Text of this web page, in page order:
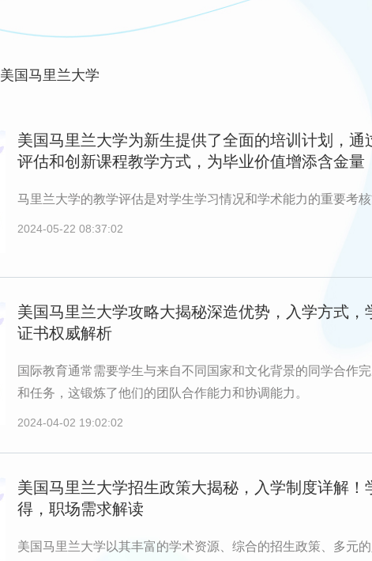
美国马里兰大学
美国马里兰大学为新生提供了全面的培训计划，通
评估和创新课程教学方式，为毕业价值增添含金量
马里兰大学的教学评估是对学生学习情况和学术能力的重要考
2024-05-22 08:37:02
美国马里兰大学攻略大揭秘深造优势，入学方式，
证书权威解析
国际教育通常需要学生与来自不同国家和文化背景的同学合作
和任务，这锻炼了他们的团队合作能力和协调能力。
2024-04-02 19:02:02
美国马里兰大学招生政策大揭秘，入学制度详解！
得，职场需求解读
美国马里兰大学以其丰富的学术资源、综合的招生政策、多元